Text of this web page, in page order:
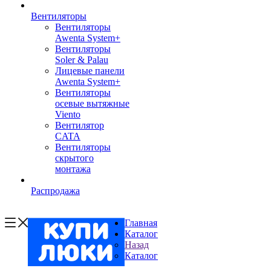
Вентиляторы
Вентиляторы
Awenta System+
Вентиляторы
Soler & Palau
Лицевые панели
Awenta System+
Вентиляторы
осевые вытяжные
Viento
Вентилятор
CATA
Вентиляторы
скрытого
монтажа
Распродажа
Главная
Каталог
Назад
Каталог